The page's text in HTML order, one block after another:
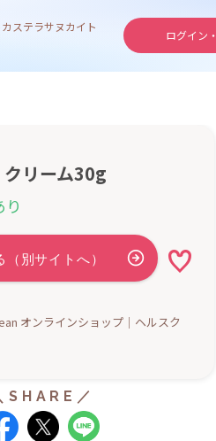
ログイン・
カステラサヌカイト
リーム30g
り
オンラインショップ｜ヘルスク